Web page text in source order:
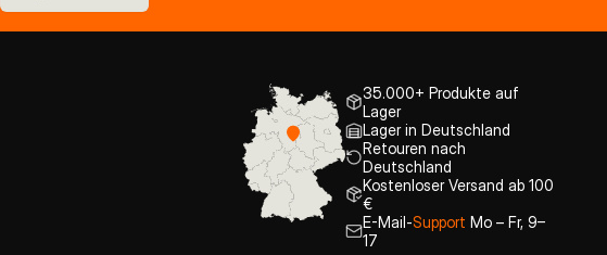
35.000+ Produkte auf
Lager
Lager in Deutschland
Retouren nach
Deutschland
Kostenloser Versand ab 100
€
E-Mail-Support Mo – Fr, 9–
17